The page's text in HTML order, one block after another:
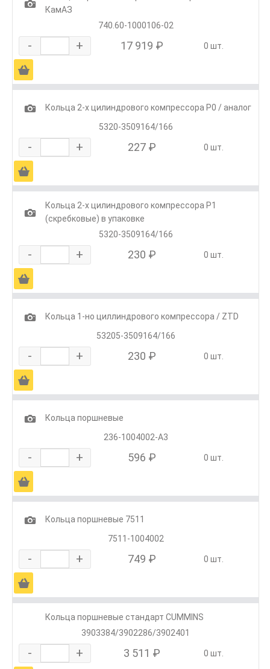
1
КамАЗ
740.60-1000106-02
- + 17 919 ₽ 0 шт.
Ä
1
Кольца 2-х цилиндрового компрессора Р0 / аналог
5320-3509164/166
- + 227 ₽ 0 шт.
Ä
1
Кольца 2-х цилиндрового компрессора Р1
(скребковые) в упаковке
5320-3509164/166
- + 230 ₽ 0 шт.
Ä
1
Кольца 1-но циллиндрового компрессора / ZTD
53205-3509164/166
- + 230 ₽ 0 шт.
Ä
1
Кольца поршневые
236-1004002-А3
- + 596 ₽ 0 шт.
Ä
1
Кольца поршневые 7511
7511-1004002
- + 749 ₽ 0 шт.
Ä
Кольца поршневые стандарт CUMMINS
3903384/3902286/3902401
- + 3 511 ₽ 0 шт.